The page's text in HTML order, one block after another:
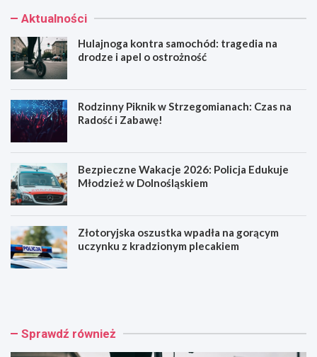
Aktualności
Hulajnoga kontra samochód: tragedia na
drodze i apel o ostrożność
Rodzinny Piknik w Strzegomianach: Czas na
Radość i Zabawę!
Bezpieczne Wakacje 2026: Policja Edukuje
Młodzież w Dolnośląskiem
Złotoryjska oszustka wpadła na gorącym
uczynku z kradzionym plecakiem
H
n
R
n Sprawdź również